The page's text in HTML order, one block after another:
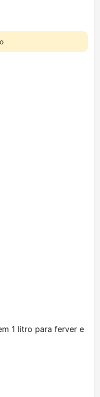
1 litro para ferver e